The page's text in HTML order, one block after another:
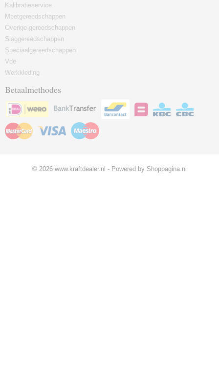
Kalibratieservice
Meetgereedschappen
Overige-gereedschappen
Slaggereedschappen
Speciaalgereedschappen
Vde
Werkkleding
Betaalmethodes
© 2026 www.kraftdealer.nl - Powered by Shoppagina.nl